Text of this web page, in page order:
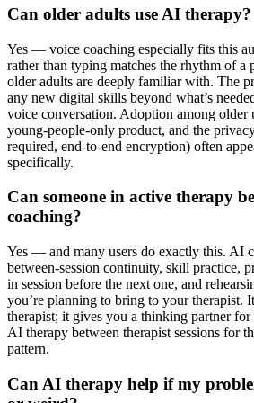
Can older adults use AI therapy?
Yes — voice coaching especially fits this
rather than typing matches the rhythm of a
older adults are deeply familiar with. The
any new digital skills beyond what’s
voice conversation. Adoption among older
young-people-only product, and the
required, end-to-end encryption) often
specifically.
Can someone in active therapy
coaching?
Yes — and many users do exactly this. AI
between-session continuity, skill practice,
in session before the next one, and
you’re planning to bring to your therapist.
therapist; it gives you a thinking partner for
AI therapy between therapist sessions for
pattern.
Can AI therapy help if my